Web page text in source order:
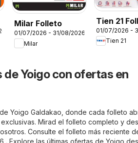
Milar Folleto
01/07/2026 - 31/08/2026
Milar
Tien 21
01/07/2026 -
Tien 21
Yoigo con ofertas en
Yoigo Galdakao, donde cada folleto
Mirad el folleto completo y
Consulte el folleto más reciente